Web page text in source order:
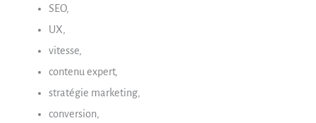
SEO,
UX,
vitesse,
contenu expert,
stratégie marketing,
conversion,